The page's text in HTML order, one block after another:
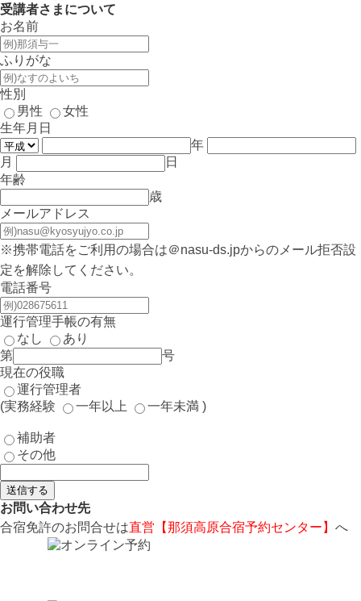
受講者さまについて
お名前
ふりがな
性別
男性
女性
生年月日
年
月
日
年齢
歳
メールアドレス
※携帯電話をご利用の場合は＠nasu-ds.jpからのメール拒否設
定を解除してください。
電話番号
運行管理手帳の有無
なし
あり
第
号
現在の役職
運行管理者
(実務経験
一年以上 一年未満 )
補助者
その他
送信する
お問い合わせ先
合宿免許のお問合せは直営【那須高原合宿予約センター】 へ